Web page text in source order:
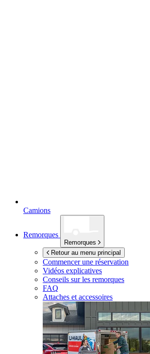
Camions
Remorques
Remorques
Retour au menu principal
Commencer une réservation
Vidéos explicatives
Conseils sur les remorques
FAQ
Attaches et accessoires